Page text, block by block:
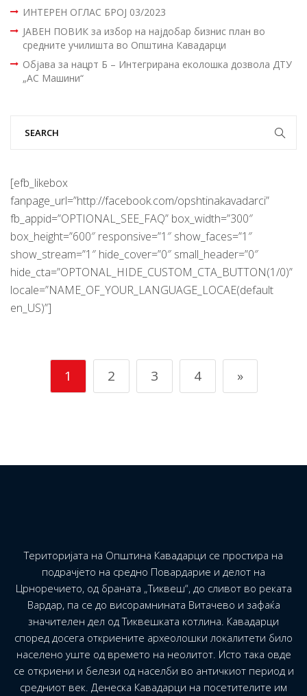
ИНТЕРЕН ОГЛАС БРОЈ 03/2023
ЈАВЕН ПОВИК за избор на најдобар бизнис план во
средните училишта во Општина Кавадарци
Објава за нацрт Б – Интегрирана еколошка дозвола ДТУ
„АС Машини“
[efb_likebox
fanpage_url=”http://facebook.com/opshtinakavadarci”
fb_appid=”OPTIONAL_SEE_FAQ” box_width=”300″
box_height=”600″ responsive=”1″ show_faces=”1″
show_stream=”1″ hide_cover=”0″ small_header=”0″
hide_cta=”OPTONAL_HIDE_CUSTOM_CTA_BUTTON(1/0)”
locale=”NAME_OF_YOUR_LANGUAGE_LOCAE(default
en_US)”]
1 2 3 4 »
Територијата на Општина Кавадарци се простира на
подрачјето на средно Повардарие и делот на
Црноречието, од браната „Тиквеш“, до сливот во реката
Вардар, па се до висорамнината Витачево и зафаќа
значителен дел од Тиквешката котлина. Кавадарци
според досега откриените археолошки локалитети било
населено уште од времето на неолитот. Исто така овде
се откриени и белези од населби во античкиот период и
средниот век. Денеска Кавадарци на посетителите им